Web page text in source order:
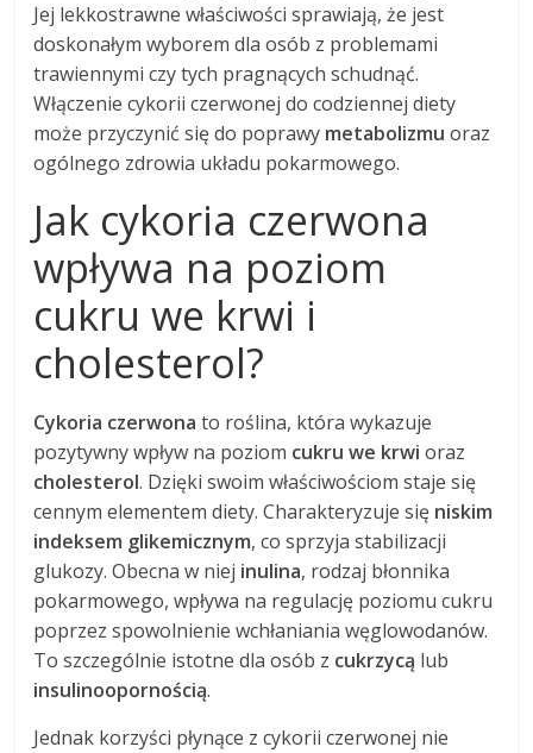
Jej lekkostrawne właściwości sprawiają, że jest
doskonałym wyborem dla osób z problemami
trawiennymi czy tych pragnących schudnąć.
Włączenie cykorii czerwonej do codziennej diety
może przyczynić się do poprawy metabolizmu oraz
ogólnego zdrowia układu pokarmowego.
Jak cykoria czerwona
wpływa na poziom
cukru we krwi i
cholesterol?
Cykoria czerwona to roślina, która wykazuje
pozytywny wpływ na poziom cukru we krwi oraz
cholesterol. Dzięki swoim właściwościom staje się
cennym elementem diety. Charakteryzuje się niskim
indeksem glikemicznym, co sprzyja stabilizacji
glukozy. Obecna w niej inulina, rodzaj błonnika
pokarmowego, wpływa na regulację poziomu cukru
poprzez spowolnienie wchłaniania węglowodanów.
To szczególnie istotne dla osób z cukrzycą lub
insulinoopornością.
Jednak korzyści płynące z cykorii czerwonej nie